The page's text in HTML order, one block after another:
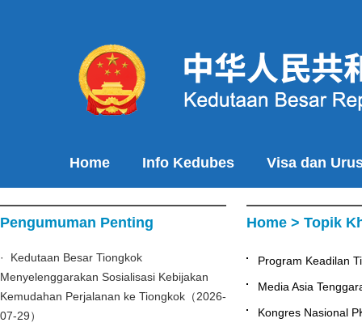
Home Info Kedubes Visa dan
Pengumuman Penting
· Kedutaan Besar Tiongkok
Menyelenggarakan Sosialisasi Kebijakan
Kemudahan Perjalanan ke Tiongkok（2026-
07-29）
Home > Topik
Program Keadilan
Media Asia
Kongres Nasional